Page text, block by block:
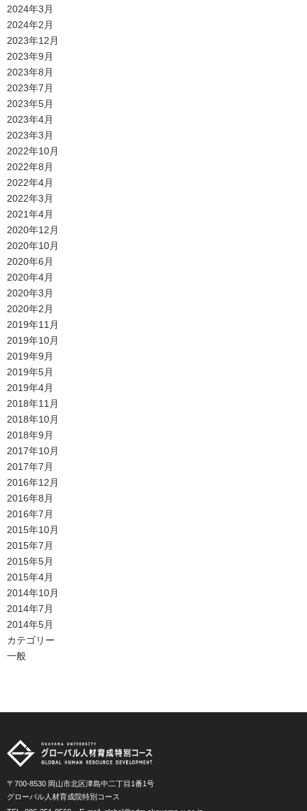
2024年3月
2024年2月
2023年12月
2023年9月
2023年8月
2023年7月
2023年5月
2023年4月
2023年3月
2022年10月
2022年8月
2022年4月
2022年3月
2021年4月
2020年12月
2020年10月
2020年6月
2020年4月
2020年3月
2020年2月
2019年11月
2019年10月
2019年9月
2019年5月
2019年4月
2018年11月
2018年10月
2018年9月
2017年10月
2017年7月
2016年12月
2016年8月
2016年7月
2015年10月
2015年7月
2015年5月
2015年4月
2014年10月
2014年7月
2014年5月
カテゴリー
一般
〒700-8530 岡山市北区津島中二丁目1番1号
グローバル人材育成院特別コース